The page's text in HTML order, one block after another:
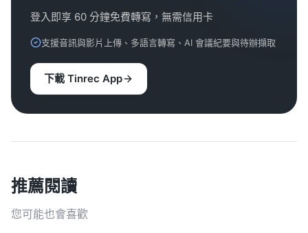
登入即享 60 分鐘免費轉寫，無需信用卡
支援音訊與影片上傳、多語言轉寫、AI 會議紀要與待辦擷取
下載 Tinrec App
推薦閱讀
您可能也會喜歡